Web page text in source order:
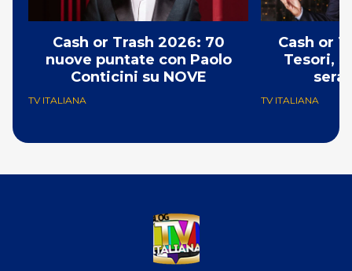
Cash or Trash 2026: 70
nuove puntate con Paolo
Conticini su NOVE
TV ITALIANA
Cash or
Tesori,
TV ITALIANA